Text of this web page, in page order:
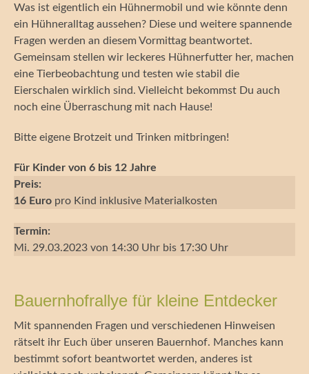
Was ist eigentlich ein Hühnermobil und wie könnte denn
ein Hühneralltag aussehen? Diese und weitere spannende
Fragen werden an diesem Vormittag beantwortet.
Gemeinsam stellen wir leckeres Hühnerfutter her, machen
eine Tierbeobachtung und testen wie stabil die
Eierschalen wirklich sind. Vielleicht bekommst Du auch
noch eine Überraschung mit nach Hause!
Bitte eigene Brotzeit und Trinken mitbringen!
Für Kinder von 6 bis 12 Jahre
Preis:
16 Euro pro Kind inklusive Materialkosten
Termin:
Mi. 29.03.2023 von 14:30 Uhr bis 17:30 Uhr
Bauernhofrallye für kleine Entdecker
Mit spannenden Fragen und verschiedenen Hinweisen
rätselt ihr Euch über unseren Bauernhof. Manches kann
bestimmt sofort beantwortet werden, anderes ist